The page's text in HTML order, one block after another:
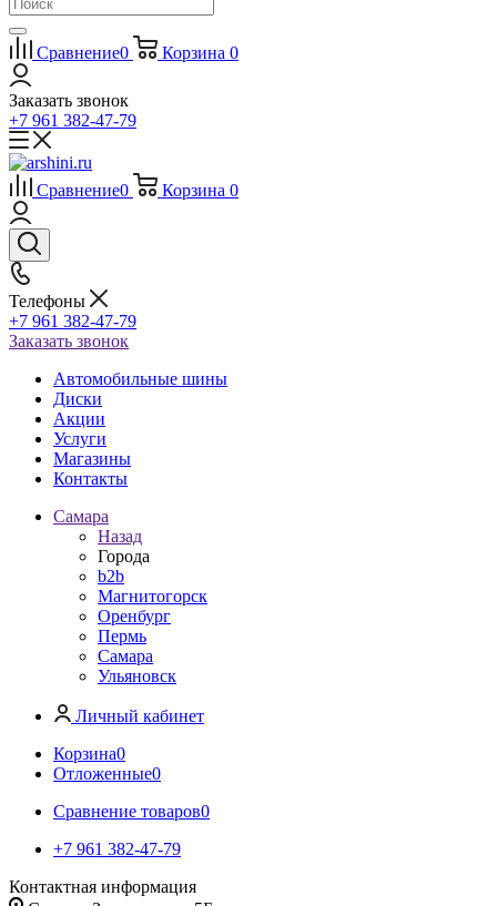
Сравнение0 Корзина 0
Заказать звонок
+7 961 382-47-79
Сравнение0 Корзина 0
Телефоны
+7 961 382-47-79
Заказать звонок
Автомобильные шины
Диски
Акции
Услуги
Магазины
Контакты
Самара
Назад
Города
b2b
Магнитогорск
Оренбург
Пермь
Самара
Ульяновск
Личный кабинет
Корзина0
Отложенные0
Сравнение товаров0
+7 961 382-47-79
Контактная информация